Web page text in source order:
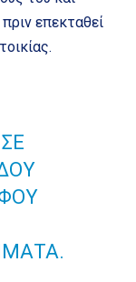
επεκταθεί
ΣΕ